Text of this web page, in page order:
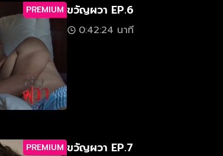
PREMIUM ขวัญผวา EP.6
0:42:24 นาที
PREMIUM ขวัญผวา EP.7